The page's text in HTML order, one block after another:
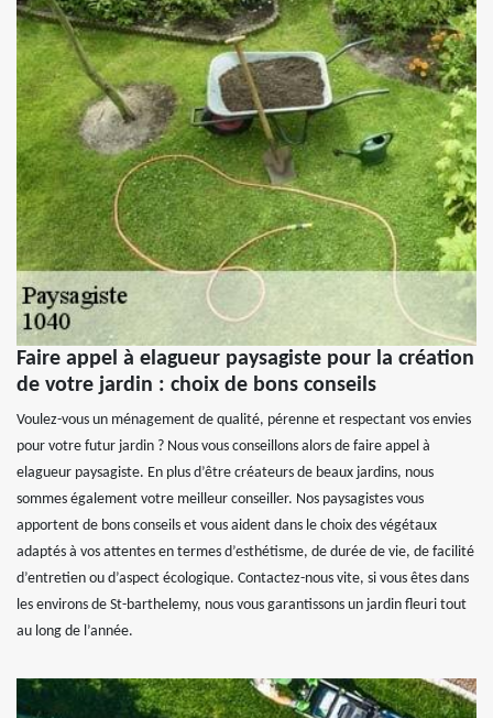
Faire appel à elagueur paysagiste pour la création
de votre jardin : choix de bons conseils
Voulez-vous un ménagement de qualité, pérenne et respectant vos envies
pour votre futur jardin ? Nous vous conseillons alors de faire appel à
elagueur paysagiste. En plus d’être créateurs de beaux jardins, nous
sommes également votre meilleur conseiller. Nos paysagistes vous
apportent de bons conseils et vous aident dans le choix des végétaux
adaptés à vos attentes en termes d’esthétisme, de durée de vie, de facilité
d’entretien ou d’aspect écologique. Contactez-nous vite, si vous êtes dans
les environs de St-barthelemy, nous vous garantissons un jardin fleuri tout
au long de l’année.